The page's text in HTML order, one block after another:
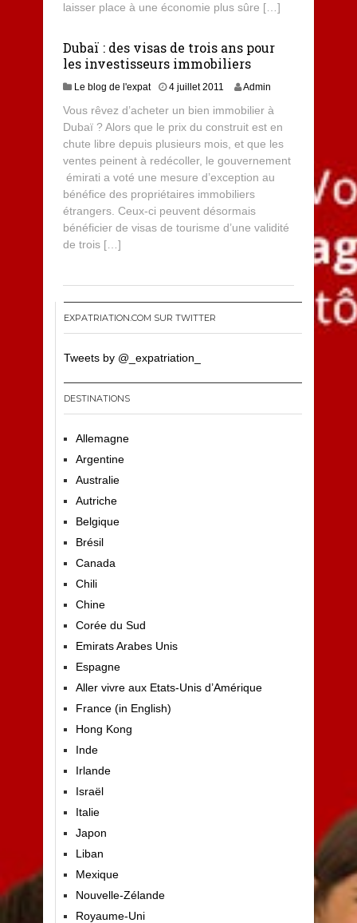
laisser place à une économie plus sûre […]
Dubaï : des visas de trois ans pour
les investisseurs immobiliers
Le blog de l'expat 4 juillet 2011 Admin
Vous rêvez d’acheter un bien immobilier à
Dubaï ? Alors que le prix du construit est en
chute libre depuis plusieurs mois, et que les
ventes peinent à redécoller, le gouvernement
émirati a voté une mesure d’exception au
bénéfice des propriétaires immobiliers
étrangers. Ceux-ci peuvent désormais
bénéficier de visas de tourisme d’une validité
de trois […]
EXPATRIATION.COM SUR TWITTER
Tweets by @_expatriation_
DESTINATIONS
Allemagne
Argentine
Australie
Autriche
Belgique
Brésil
Canada
Chili
Chine
Corée du Sud
Emirats Arabes Unis
Espagne
Aller vivre aux Etats-Unis d’Amérique
France (in English)
Hong Kong
Inde
Irlande
Israël
Italie
Japon
Liban
Mexique
Nouvelle-Zélande
Royaume-Uni